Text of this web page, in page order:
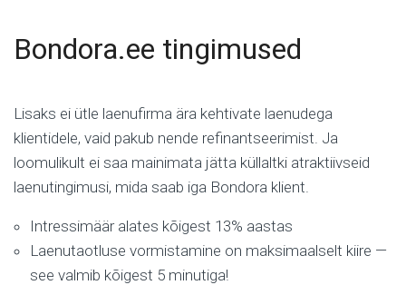
Bondora.ee tingimused
Lisaks ei ütle laenufirma ära kehtivate laenudega
klientidele, vaid pakub nende refinantseerimist. Ja
loomulikult ei saa mainimata jätta küllaltki atraktiivseid
laenutingimusi, mida saab iga Bondora klient.
Intressimäär alates kõigest 13% aastas
Laenutaotluse vormistamine on maksimaalselt kiire —
see valmib kõigest 5 minutiga!